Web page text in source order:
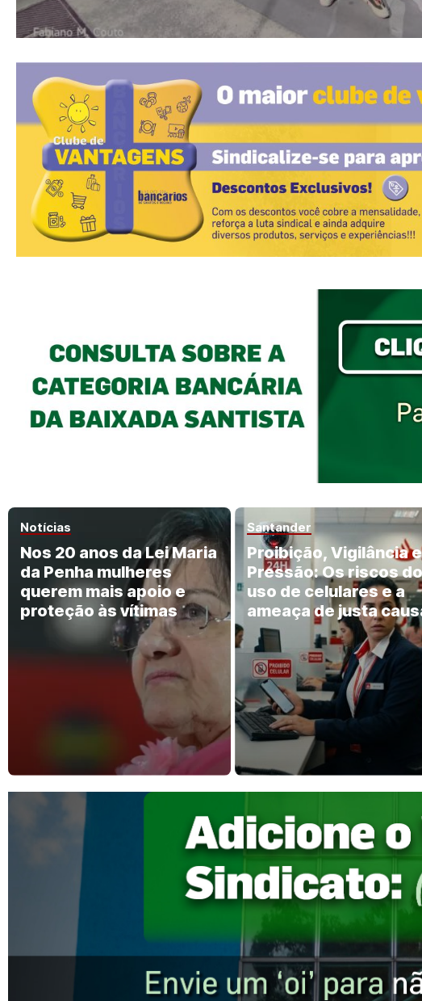
Notícias
Nos 20 anos da Lei Maria
da Penha mulheres
querem mais apoio e
proteção às vítimas
Santander
Proibição, Vigilância e
Pressão: Os riscos
uso de celulares e a
ameaça de justa
no Santander